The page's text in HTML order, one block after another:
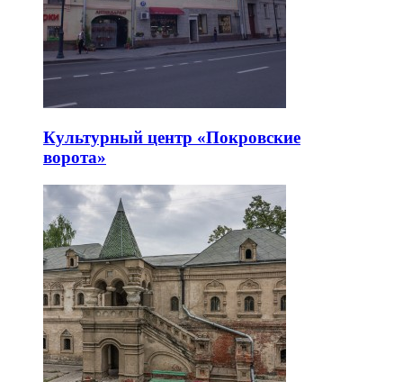
Культурный центр «Покровские
ворота»